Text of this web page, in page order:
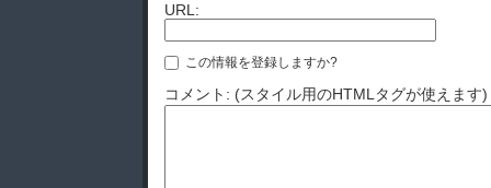
URL:
この情報を登録しますか?
コメント: (スタイル用のHTMLタグが使えます)